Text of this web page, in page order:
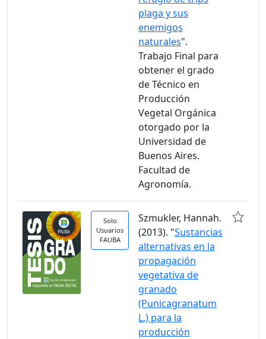
plaga y sus
enemigos
naturales".
Trabajo Final para
obtener el grado
de Técnico en
Producción
Vegetal Orgánica
otorgado por la
Universidad de
Buenos Aires.
Facultad de
Agronomía.
Solo
Usuarios
FAUBA
Szmukler, Hannah.
(2013). "Sustancias
alternativas en la
propagación
vegetativa de
granado
(Punicagranatum
L.) para la
producción